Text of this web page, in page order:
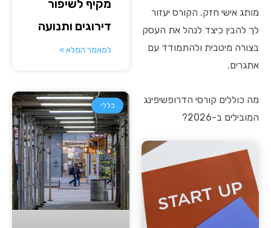
מותג אישי חזק. הקורס יעזור
לך להבין כיצד לנהל את העסק
בצורה מיטבית ולהתמודד עם
אתגרים.
מה כוללים קורסי הדרופשיפינג
המובילים ב-2026?
מקיף לשיפור
דירוגים ותנועה
למאמר המלא »
כללי